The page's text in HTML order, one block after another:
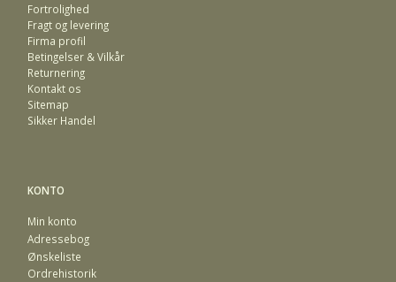
Fortrolighed
Fragt og levering
Firma profil
Betingelser & Vilkår
Returnering
Kontakt os
Sitemap
Sikker Handel
KONTO
Min konto
Adressebog
Ønskeliste
Ordrehistorik